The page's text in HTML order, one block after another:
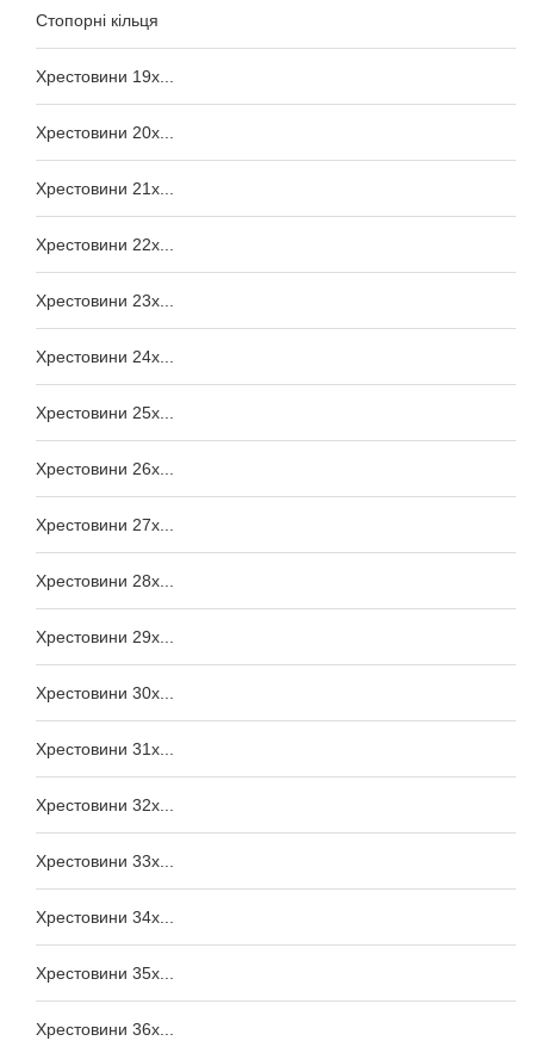
Стопорні кільця
Хрестовини 19x...
Хрестовини 20x...
Хрестовини 21x...
Хрестовини 22x...
Хрестовини 23x...
Хрестовини 24x...
Хрестовини 25x...
Хрестовини 26x...
Хрестовини 27x...
Хрестовини 28x...
Хрестовини 29x...
Хрестовини 30x...
Хрестовини 31x...
Хрестовини 32x...
Хрестовини 33x...
Хрестовини 34x...
Хрестовини 35x...
Хрестовини 36x...